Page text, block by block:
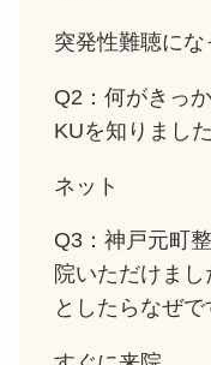
突発性難聴に
Q2：何がきっ
KUを知りまし
ネット
Q3：神戸元町
院いただけま
としたらなぜで